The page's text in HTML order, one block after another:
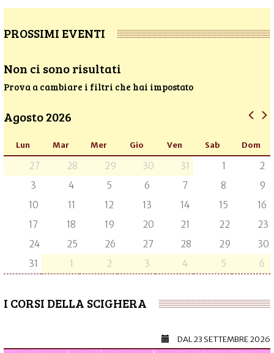
PROSSIMI EVENTI
Non ci sono risultati
Prova a cambiare i filtri che hai impostato
Agosto 2026
Lun Mar Mer Gio Ven Sab Dom
27 28 29 30 31 1
2
3
4 5 6 7 8
9
10
11 12 13 14 15
16
17
18 19 20 21 22
23
24
25 26 27 28 29
30
31
1 2 3 4 5 6
I CORSI DELLA SCIGHERA
DAL23 SETTEMBRE 2026